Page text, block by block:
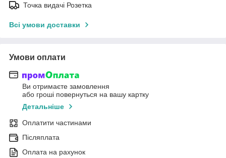
Точка видачі Розетка
Всі умови доставки
Умови оплати
Ви отримаєте замовлення
або гроші повернуться на вашу картку
Детальніше
Оплатити частинами
Післяплата
Оплата на рахунок